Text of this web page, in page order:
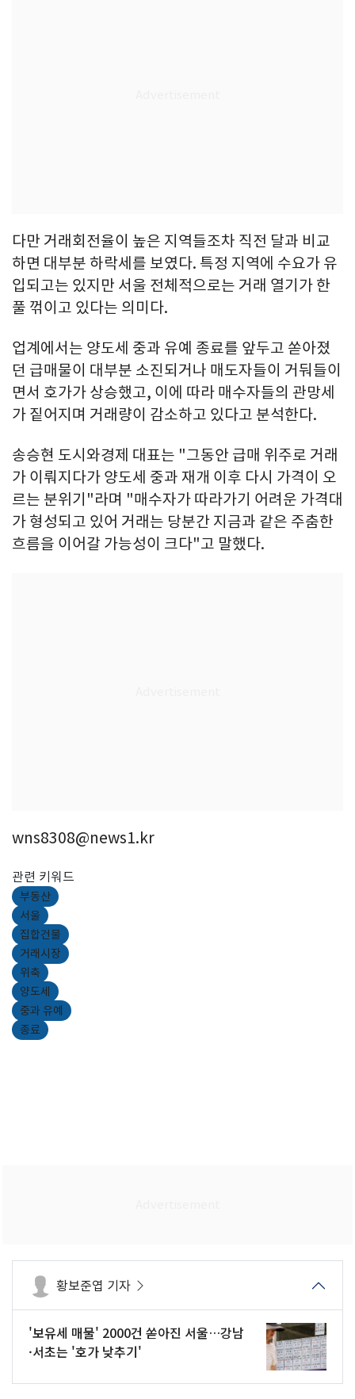
다만 거래회전율이 높은 지역들조차 직전 달과 비교
하면 대부분 하락세를 보였다. 특정 지역에 수요가 유
입되고는 있지만 서울 전체적으로는 거래 열기가 한
풀 꺾이고 있다는 의미다.
업계에서는 양도세 중과 유예 종료를 앞두고 쏟아졌
던 급매물이 대부분 소진되거나 매도자들이 거둬들이
면서 호가가 상승했고, 이에 따라 매수자들의 관망세
가 짙어지며 거래량이 감소하고 있다고 분석한다.
송승현 도시와경제 대표는 "그동안 급매 위주로 거래
가 이뤄지다가 양도세 중과 재개 이후 다시 가격이 오
르는 분위기"라며 "매수자가 따라가기 어려운 가격대
가 형성되고 있어 거래는 당분간 지금과 같은 주춤한
흐름을 이어갈 가능성이 크다"고 말했다.
wns8308@news1.kr
관련 키워드
부동산
서울
집합건물
거래시장
위축
양도세
중과 유예
종료
황보준엽 기자
'보유세 매물' 2000건 쏟아진 서울…강남
·서초는 '호가 낮추기'